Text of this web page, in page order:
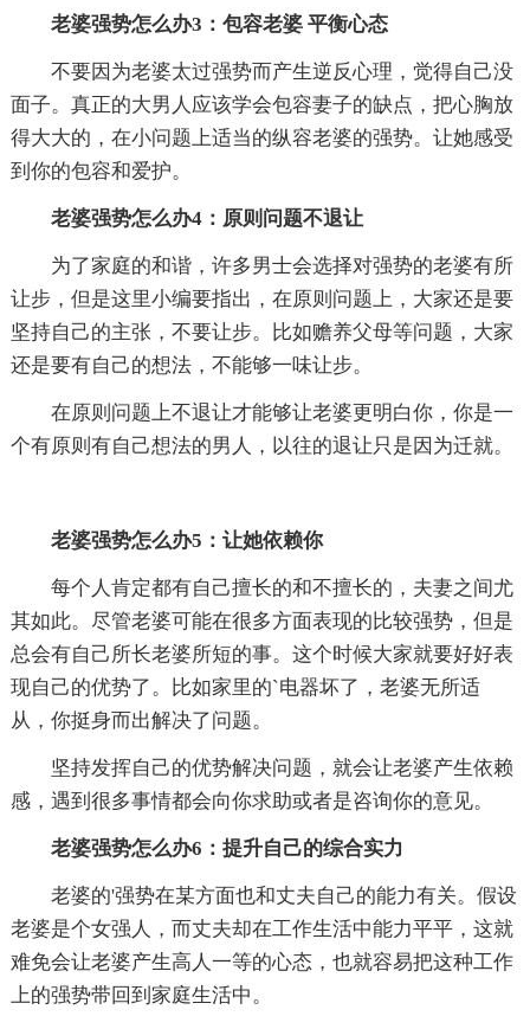
老婆强势怎么办3：包容老婆 平衡心态
不要因为老婆太过强势而产生逆反心理，觉得自己没
面子。真正的大男人应该学会包容妻子的缺点，把心胸放
得大大的，在小问题上适当的纵容老婆的强势。让她感受
到你的包容和爱护。
老婆强势怎么办4：原则问题不退让
为了家庭的和谐，许多男士会选择对强势的老婆有所
让步，但是这里小编要指出，在原则问题上，大家还是要
坚持自己的主张，不要让步。比如赡养父母等问题，大家
还是要有自己的想法，不能够一味让步。
在原则问题上不退让才能够让老婆更明白你，你是一
个有原则有自己想法的男人，以往的退让只是因为迁就。
老婆强势怎么办5：让她依赖你
每个人肯定都有自己擅长的和不擅长的，夫妻之间尤
其如此。尽管老婆可能在很多方面表现的比较强势，但是
总会有自己所长老婆所短的事。这个时候大家就要好好表
现自己的优势了。比如家里的`电器坏了，老婆无所适
从，你挺身而出解决了问题。
坚持发挥自己的优势解决问题，就会让老婆产生依赖
感，遇到很多事情都会向你求助或者是咨询你的意见。
老婆强势怎么办6：提升自己的综合实力
老婆的'强势在某方面也和丈夫自己的能力有关。假设
老婆是个女强人，而丈夫却在工作生活中能力平平，这就
难免会让老婆产生高人一等的心态，也就容易把这种工作
上的强势带回到家庭生活中。